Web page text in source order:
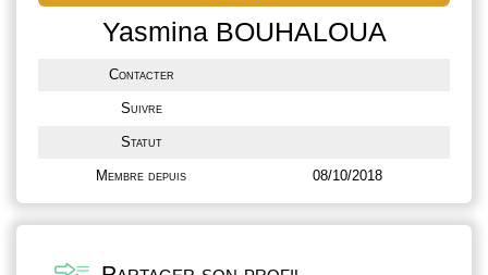
Yasmina BOUHALOUA
Contacter
Suivre
Statut
Membre depuis 08/10/2018